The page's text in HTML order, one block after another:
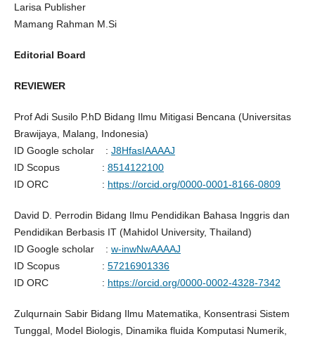
Larisa Publisher
Mamang Rahman M.Si
Editorial Board
REVIEWER
Prof Adi Susilo P.hD Bidang Ilmu Mitigasi Bencana (Universitas
Brawijaya, Malang, Indonesia)
ID Google scholar : J8HfasIAAAAJ
ID Scopus : 8514122100
ID ORC : https://orcid.org/0000-0001-8166-0809
David D. Perrodin Bidang Ilmu Pendidikan Bahasa Inggris dan
Pendidikan Berbasis IT (Mahidol University, Thailand)
ID Google scholar : w-inwNwAAAAJ
ID Scopus : 57216901336
ID ORC : https://orcid.org/0000-0002-4328-7342
Zulqurnain Sabir Bidang Ilmu Matematika, Konsentrasi Sistem
Tunggal, Model Biologis, Dinamika fluida Komputasi Numerik,